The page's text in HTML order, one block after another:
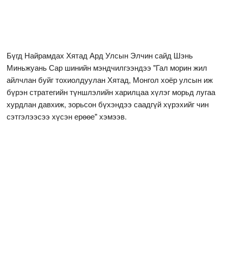
Бүгд Найрамдах Хятад Ард Улсын Элчин сайд Шэнь
Миньжуань Сар шинийн мэндчилгээндээ "Гал морин жил
айлчлан буйг тохиолдуулан Хятад, Монгол хоёр улсын иж
бүрэн стратегийн түншлэлийн харилцаа хүлэг морьд лугаа
хурдлан давхиж, зорьсон бүхэндээ саадгүй хүрэхийг чин
сэтгэлээсээ хүсэн ерөөе" хэмээв.